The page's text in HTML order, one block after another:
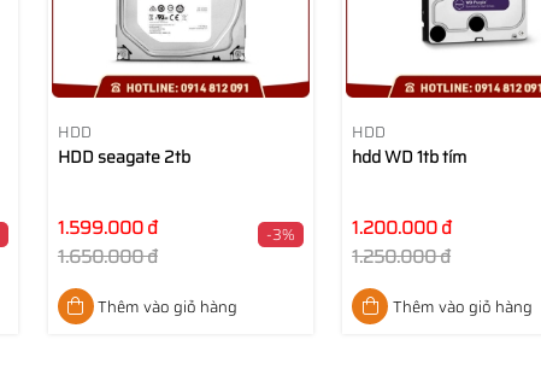
HDD
HDD seagate 2tb
1.599.000 đ
1.650.000 đ
-3%
Thêm vào giỏ hàng
HDD
hdd WD 1tb tím
1.200.000 đ
1.250.000 đ
Thêm vào giỏ hàng